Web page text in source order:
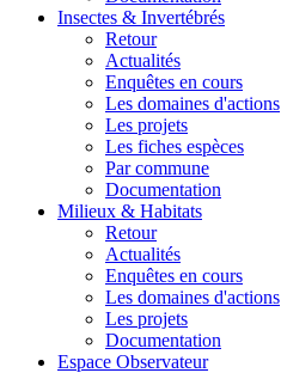
Insectes & Invertébrés
Retour
Actualités
Enquêtes en cours
Les domaines d'actions
Les projets
Les fiches espèces
Par commune
Documentation
Milieux & Habitats
Retour
Actualités
Enquêtes en cours
Les domaines d'actions
Les projets
Documentation
Espace Observateur